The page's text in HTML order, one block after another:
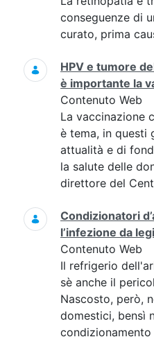
conseguenze di
curato, prima
HPV e tumore
è importante la
Contenuto Web
La vaccinazione
è tema, in questi
attualità e di
la salute delle
direttore del
Condizionatori
l’infezione da
Contenuto Web
Il refrigerio
sè anche il
Nascosto, però,
domestici, bensì
condizionamento